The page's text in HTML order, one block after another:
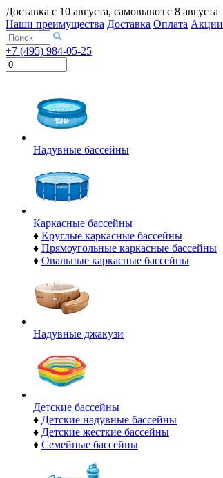
Доставка с 10 августа, самовывоз с 8 августа
Наши преимущества Доставка Оплата Акции
+7 (495) 984-05-25
Надувные бассейны
Каркасные бассейны
♦ Круглые каркасные бассейны
♦ Прямоугольные каркасные бассейны
♦ Овальные каркасные бассейны
Надувные джакузи
Детские бассейны
♦ Детские надувные бассейны
♦ Детские жесткие бассейны
♦ Семейные бассейны